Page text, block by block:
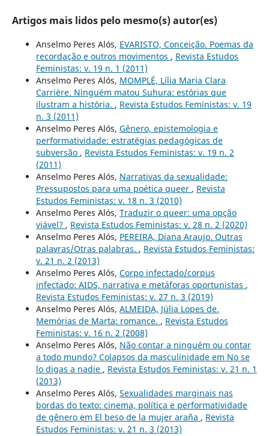
Artigos mais lidos pelo mesmo(s) autor(es)
Anselmo Peres Alós, EVARISTO, Conceição. Poemas da
recordação e outros movimentos , Revista Estudos
Feministas: v. 19 n. 1 (2011)
Anselmo Peres Alós, MOMPLÉ, Lília Maria Clara
Carrière. Ninguém matou Suhura: estórias que
ilustram a história. , Revista Estudos Feministas: v. 19
n. 3 (2011)
Anselmo Peres Alós, Gênero, epistemologia e
performatividade: estratégias pedagógicas de
subversão , Revista Estudos Feministas: v. 19 n. 2
(2011)
Anselmo Peres Alós, Narrativas da sexualidade:
Pressupostos para uma poética queer , Revista
Estudos Feministas: v. 18 n. 3 (2010)
Anselmo Peres Alós, Traduzir o queer: uma opção
viável? , Revista Estudos Feministas: v. 28 n. 2 (2020)
Anselmo Peres Alós, PEREIRA, Diana Araujo. Outras
palavras/Otras palabras. , Revista Estudos Feministas:
v. 21 n. 2 (2013)
Anselmo Peres Alós, Corpo infectado/corpus
infectado: AIDS, narrativa e metáforas oportunistas ,
Revista Estudos Feministas: v. 27 n. 3 (2019)
Anselmo Peres Alós, ALMEIDA, Júlia Lopes de.
Memórias de Marta: romance. , Revista Estudos
Feministas: v. 16 n. 2 (2008)
Anselmo Peres Alós, Não contar a ninguém ou contar
a todo mundo? Colapsos da masculinidade em No se
lo digas a nadie , Revista Estudos Feministas: v. 21 n. 1
(2013)
Anselmo Peres Alós, Sexualidades marginais nas
bordas do texto: cinema, política e performatividade
de gênero em El beso de la mujer araña , Revista
Estudos Feministas: v. 21 n. 3 (2013)